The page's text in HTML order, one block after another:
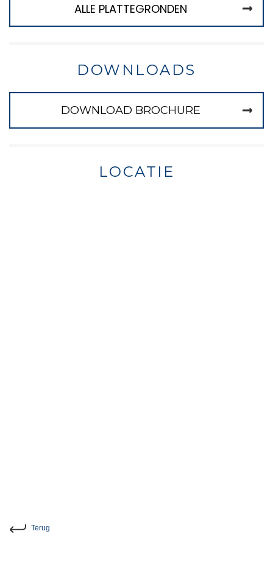
ALLE PLATTEGRONDEN
DOWNLOADS
DOWNLOAD BROCHURE
LOCATIE
Terug